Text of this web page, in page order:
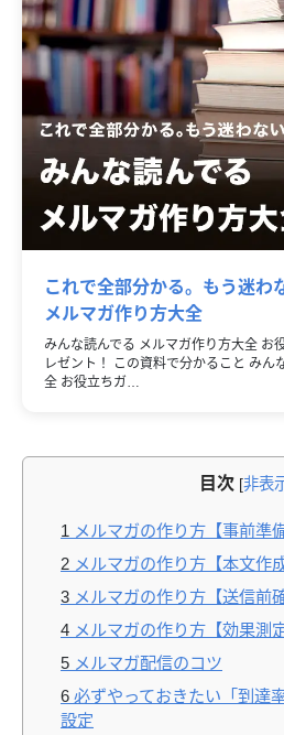
これで全部分かる。もう迷わ
メルマガ作り方大全
みんな読んでる メルマガ作り方大全 お
レゼント！ この資料で分かること みん
全 お役立ちガ…
目次 [非表
1 メルマガの作り方【事前準備
2 メルマガの作り方【本文作成
3 メルマガの作り方【送信前
4 メルマガの作り方【効果測定
5 メルマガ配信のコツ
6 必ずやっておきたい「到達
設定